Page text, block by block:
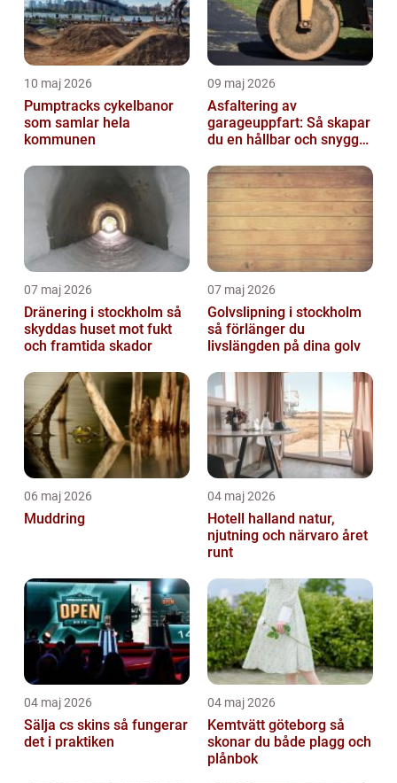
10 maj 2026
Pumptracks cykelbanor
som samlar hela
kommunen
09 maj 2026
Asfaltering av
garageuppfart: Så skapar
du en hållbar och snygg
07 maj 2026
Dränering i stockholm så
skyddas huset mot fukt
och framtida skador
07 maj 2026
Golvslipning i stockholm
så förlänger du
livslängden på dina golv
06 maj 2026
Muddring
04 maj 2026
Hotell halland natur,
njutning och närvaro året
runt
04 maj 2026
Sälja cs skins så fungerar
det i praktiken
04 maj 2026
Kemtvätt göteborg så
skonar du både plagg och
plånbok